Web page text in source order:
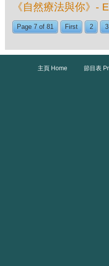
《自然療法與你》-
Page 7 of 81 First 2 3
主頁 Home 節目表